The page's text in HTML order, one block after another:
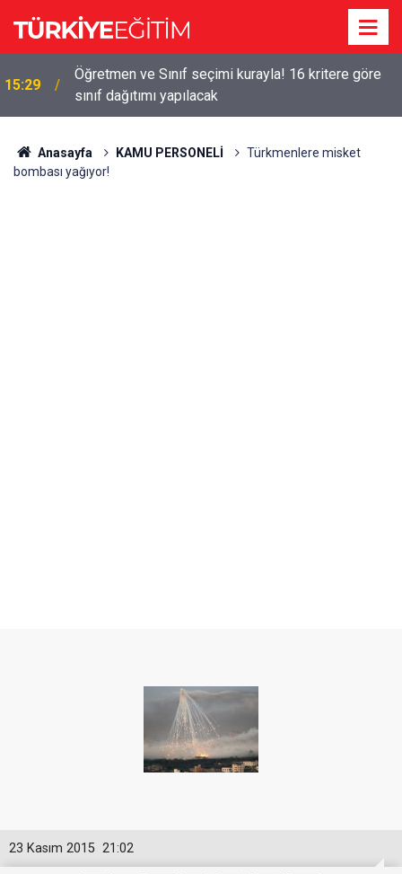
15:29
Öğretmen ve Sınıf seçimi kurayla! 16 kritere göre
sınıf dağıtımı yapılacak
Anasayfa KAMU PERSONELİ
Türkmenlere misket
bombası yağıyor!
21:02
23 Kasım 2015